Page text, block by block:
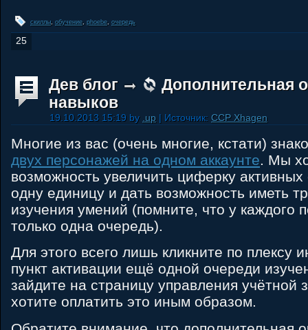
скиллы, обучение, phoebe, очередь
25
Дев блог
Дополнительная
навыков
19.10.2013 15:19 by .up | Источник: CCP Xhagen
Многие из вас (очень многие, кстати)
двух персонажей на одном аккаунте. Мы
возможность увеличить циферку
одну единицу и дать возможность иметь
изучения умений (помните, что у каждого
только одна очередь).
Для этого всего лишь кликните по плексу
пункт активации ещё одной очереди
зайдите на страницу управления учётной
хотите оплатить это иным образом.